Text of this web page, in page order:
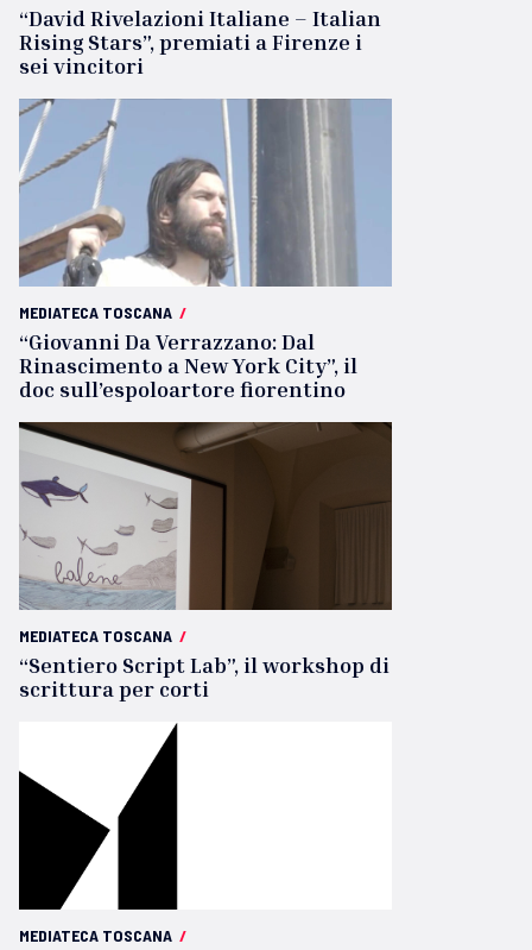
“David Rivelazioni Italiane – Italian
Rising Stars”, premiati a Firenze i
sei vincitori
MEDIATECA TOSCANA /
“Giovanni Da Verrazzano: Dal
Rinascimento a New York City”, il
doc sull’espoloartore fiorentino
MEDIATECA TOSCANA /
“Sentiero Script Lab”, il workshop di
scrittura per corti
MEDIATECA TOSCANA /